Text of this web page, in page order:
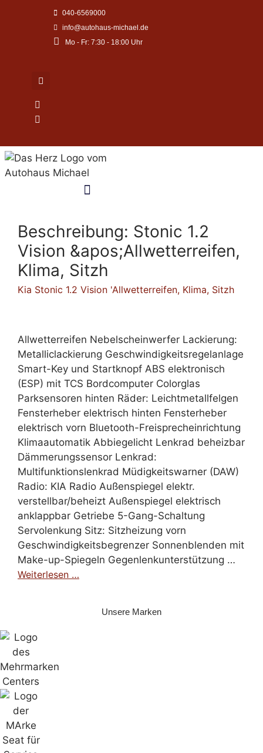
040-6569000
info@autohaus-michael.de
Mo - Fr: 7:30 - 18:00 Uhr
Beschreibung: Stonic 1.2
Vision &apos;Allwetterreifen,
Klima, Sitzh
Kia Stonic 1.2 Vision 'Allwetterreifen, Klima, Sitzh
Allwetterreifen Nebelscheinwerfer Lackierung:
Metalliclackierung Geschwindigkeitsregelanlage
Smart-Key und Startknopf ABS elektronisch
(ESP) mit TCS Bordcomputer Colorglas
Parksensoren hinten Räder: Leichtmetallfelgen
Fensterheber elektrisch hinten Fensterheber
elektrisch vorn Bluetooth-Freisprecheinrichtung
Klimaautomatik Abbiegelicht Lenkrad beheizbar
Dämmerungssensor Lenkrad:
Multifunktionslenkrad Müdigkeitswarner (DAW)
Radio: KIA Radio Außenspiegel elektr.
verstellbar/beheizt Außenspiegel elektrisch
anklappbar Getriebe 5-Gang-Schaltung
Servolenkung Sitz: Sitzheizung vorn
Geschwindigkeitsbegrenzer Sonnenblenden mit
Make-up-Spiegeln Gegenlenkunterstützung …
Weiterlesen …
Unsere Marken